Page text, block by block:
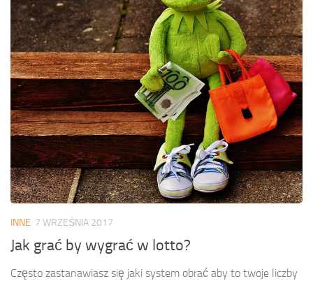
INNE 7 WRZEŚNIA 2017
Jak grać by wygrać w lotto?
Często zastanawiasz się jaki system obrać aby to twoje liczby